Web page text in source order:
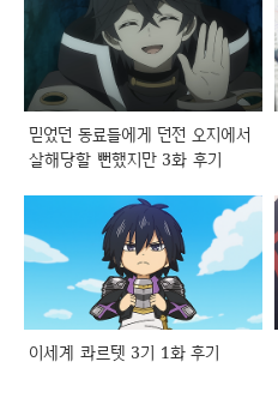
믿었던 동료들에게 던전 오지에서
살해당할 뻔했지만 3화 후기
이세계 콰르텟 3기 1화 후기